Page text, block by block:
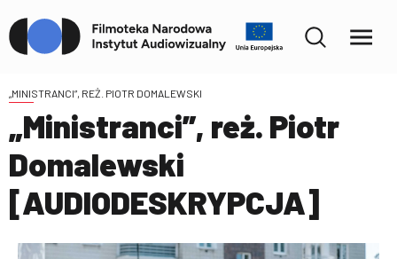
„MINISTRANCI”, REŻ. PIOTR DOMALEWSKI
„Ministranci”, reż. Piotr
Domalewski
[AUDIODESKRYPCJA]